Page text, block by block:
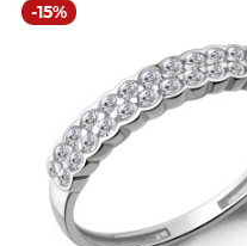
-15%